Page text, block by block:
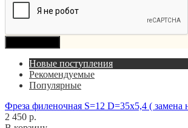
Новые поступления
Рекомендуемые
Популярные
Фреза филеночная S=12 D=35x5,4 ( замена
2 450 р.